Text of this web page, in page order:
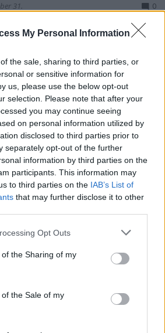
My Personal Information
the sale, sharing to third parties, or
or sensitive information for
us, please use the below opt-out
selection. Please note that after your
you may continue seeing
on personal information utilized by
disclosed to third parties prior to
separately opt-out of the further
information by third parties on the
participants. This information may
to third parties on the IAB’s List of
that may further disclose it to other
app uses one or more Google
or usage behaviour. You may click to
to Google and its third-party tags to
specified purposes in below Google
Opt Outs
the Sharing of my
the Sale of my
31. 0
idén is kitett magáért, a
és hazai ...
31.